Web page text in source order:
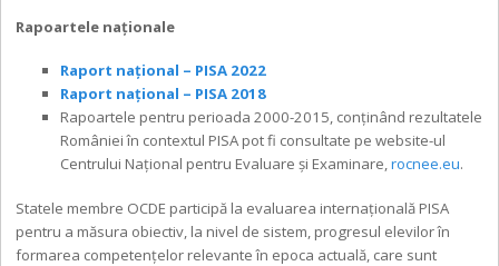
Rapoartele naţionale
Raport național – PISA 2022
Raport național – PISA 2018
Rapoartele pentru perioada 2000-2015, conţinând rezultatele
României în contextul PISA pot fi consultate pe website-ul
Centrului Național pentru Evaluare și Examinare,rocnee.eu.
Statele membre OCDE participă la evaluarea internațională PISA
pentru a măsura obiectiv, la nivel de sistem, progresul elevilor în
formarea competențelor relevante în epoca actuală, care sunt